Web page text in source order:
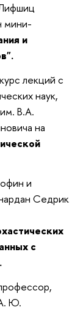
мини-
и
лекций с
наук,
В.А.
на
и
Седрик
с
Ю.